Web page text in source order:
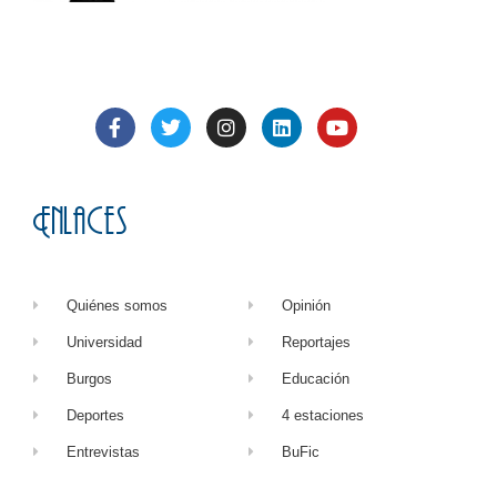
Enlaces
Quiénes somos
Universidad
Burgos
Deportes
Entrevistas
Opinión
Reportajes
Educación
4 estaciones
BuFic